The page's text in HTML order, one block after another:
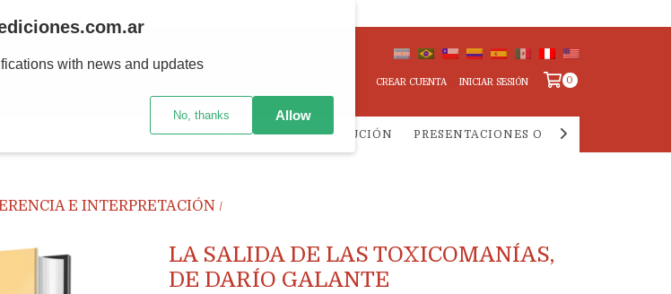
CREAR CUENTA INICIAR SESIÓN 0
CÓMO COMPRAR LIBRERIA Y DISTRIBUCIÓN PRESENTACIONES ONLINE
E INTERPRETACIÓN /
LA SALIDA DE LAS TOXICOMANÍAS,
DE DARÍO GALANTE
with news and updates
No, thanks Allow